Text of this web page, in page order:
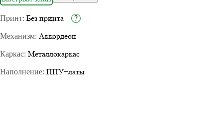
Принт: Без принта ?
Механизм: Аккордеон
Каркас: Металлокаркас
Наполнение: ППУ+латы